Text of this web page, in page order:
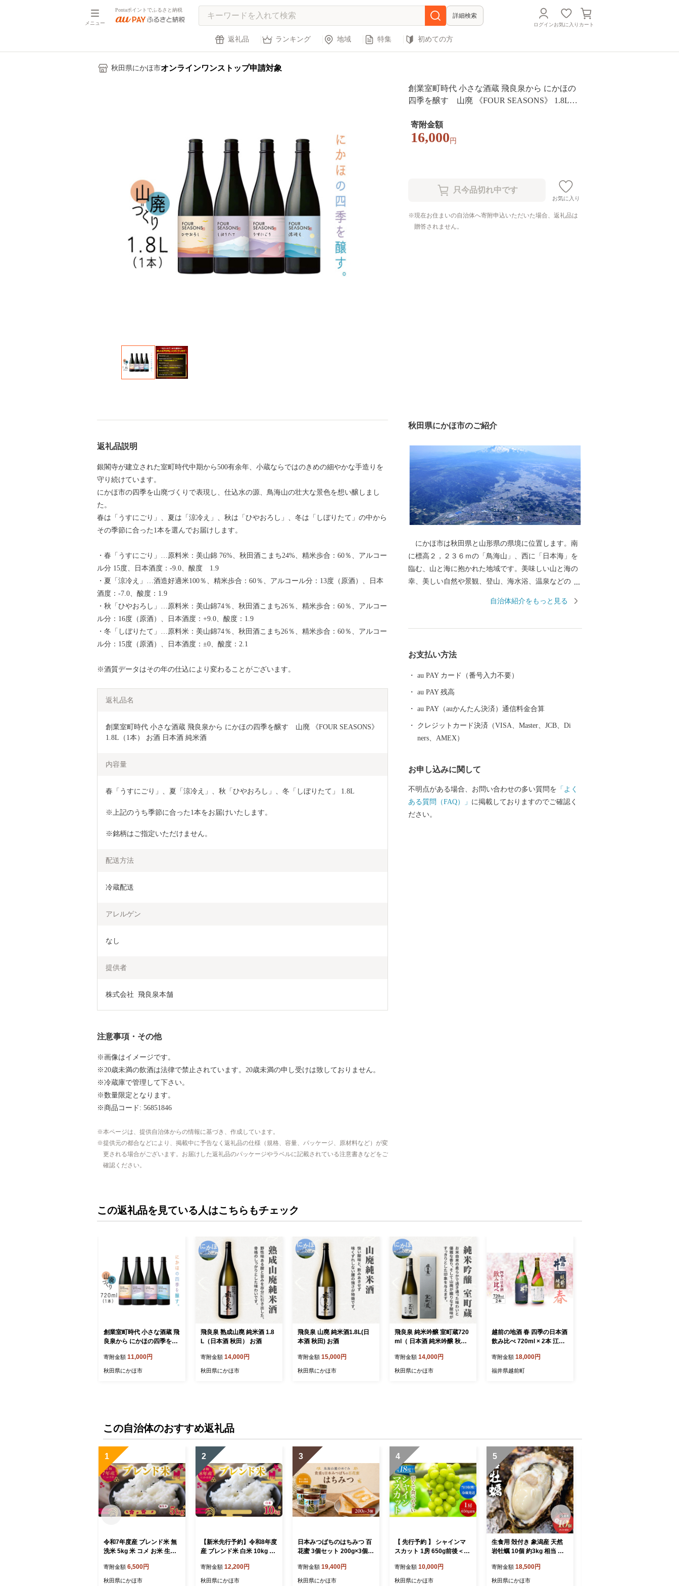
メニュー
Pontaポイントでふるさと納税
詳細検索
ログインお気に入り カート
返礼品 ランキング 地域 特集 初めての方
秋田県にかほ市オンラインワンストップ申請対象
創業室町時代 小さな酒蔵 飛良泉から にかほの
四季を醸す 山廃 《FOUR SEASONS》 1.8L（1
寄附金額
16,000 円
お気に入り
現在お住まいの自治体へ寄附申込いただいた場合、返礼品は
贈答されません。
返礼品説明
銀閣寺が建立された室町時代中期から500有余年、小蔵ならではのきめの細やかな手造りを
守り続けています。
にかほ市の四季を山廃づくりで表現し、仕込水の源、鳥海山の壮大な景色を想い醸しまし
た。
春は「うすにごり」、夏は「涼冷え」、秋は「ひやおろし」、冬は「しぼりたて」の中から
その季節に合った1本を選んでお届けします。
・春「うすにごり」…原料米：美山錦 76%、秋田酒こまち24%、精米歩合：60％、アルコー
ル分 15度、日本酒度：-9.0、酸度 1.9
・夏「涼冷え」…酒造好適米100％、精米歩合：60％、アルコール分：13度（原酒）、日本
酒度：-7.0、酸度：1.9
・秋「ひやおろし」…原料米：美山錦74％、秋田酒こまち26％、精米歩合：60％、アルコー
ル分：16度（原酒）、日本酒度：+9.0、酸度：1.9
・冬「しぼりたて」…原料米：美山錦74％、秋田酒こまち26％、精米歩合：60％、アルコー
ル分：15度（原酒）、日本酒度：±0、酸度：2.1
※酒質データはその年の仕込により変わることがございます。
返礼品名
創業室町時代 小さな酒蔵 飛良泉から にかほの四季を醸す　山廃 《FOUR SEASONS》
1.8L（1本） お酒 日本酒 純米酒
内容量
春「うすにごり」、夏「涼冷え」、秋「ひやおろし」、冬「しぼりたて」 1.8L
※上記のうち季節に合った1本をお届けいたします。
※銘柄はご指定いただけません。
配送方法
冷蔵配送
アレルゲン
なし
提供者
株式会社  飛良泉本舗
注意事項・その他
※画像はイメージです。
※20歳未満の飲酒は法律で禁止されています。20歳未満の申し受けは致しておりません。
※冷蔵庫で管理して下さい。
※数量限定となります。
※商品コード: 56851846
本ページは、提供自治体からの情報に基づき、作成しています。
提供元の都合などにより、掲載中に予告なく返礼品の仕様（規格、容量、パッケージ、原材料など）が変
更される場合がございます。お届けした返礼品のパッケージやラベルに記載されている注意書きなどをご
確認ください。
秋田県にかほ市のご紹介
にかほ市は秋田県と山形県の県境に位置します。南
に標高２，２３６ｍの「鳥海山」、西に「日本海」を
臨む、山と海に抱かれた地域です。美味しい山と海の
幸、美しい自然や景観、登山、海水浴、温泉などのレ
て「にかほ市」に触れていただければと思います。
自治体紹介をもっと見る
お支払い方法
au PAY カード（番号入力不要）
au PAY 残高
au PAY（auかんたん決済）通信料金合算
クレジットカード決済（VISA、Master、JCB、Di
ners、AMEX）
お申し込みに関して
不明点がある場合、お問い合わせの多い質問を 「よく
ある質問（FAQ）」 に掲載しておりますのでご確認く
ださい。
この返礼品を見ている人はこちらもチェック
創業室町時代 小さな酒蔵 飛
良泉から にかほの四季を醸
S》720ml（1本） お酒 日本
酒 純米酒
寄附金額 11,000円
秋田県にかほ市
飛良泉 熟成山廃 純米酒 1.8
L（日本酒 秋田） お酒
寄附金額 14,000円
秋田県にかほ市
飛良泉 山廃 純米酒1.8L(日
本酒 秋田) お酒
寄附金額 15,000円
秋田県にかほ市
飛良泉 純米吟醸 室町蔵720
ml（ 日本酒 純米吟醸 秋田
寄附金額 14,000円
秋田県にかほ市
越前の地酒 春 四季の日本酒
飲み比べ 720ml × 2本 江戸
かい）のお酒 【酒 地酒 セ
ット 純米酒 さかほまれ 大
寄附金額 18,000円
福井県越前町
この自治体のおすすめ返礼品
1
令和7年度産 ブレンド米 無
洗米 5kg 米 コメ お米 生活
秋田県産 秋田 にかほ
寄附金額 6,500円
秋田県にかほ市
2
【新米先行予約】令和8年度
産 ブレンド米 白米 10kg 精
おこめ ご飯 ごはん 秋田県
産 秋田 にかほ
寄附金額 12,200円
秋田県にかほ市
3
日本みつばちのはちみつ 百
花蜜 3個セット 200g×3個 (
ツ 秋田県 にかほ
寄附金額 19,400円
秋田県にかほ市
4
【 先行予約 】 シャインマ
スカット 1房 650g前後＜出
10月中旬ごろ＞【 数量限定
期間限定 果物 果物類 フル
寄附金額 10,000円
秋田県にかほ市
5
生食用 殻付き 象潟産 天然
岩牡蠣 10個 約3kg 相当 約3
ガキ 冷蔵 濃厚 プリプリ 新
鮮 殻剥きナイフなし 贈り物
寄附金額 18,500円
秋田県にかほ市